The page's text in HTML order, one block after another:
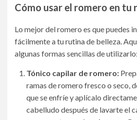
Cómo usar el romero en tu
Lo mejor del romero es que puedes
fácilmente a tu rutina de belleza.
algunas formas sencillas de utilizarlo:
Tónico capilar de romero:
ramas de romero fresco o seco,
que se enfríe y aplícalo
cabelludo después de lavarte el